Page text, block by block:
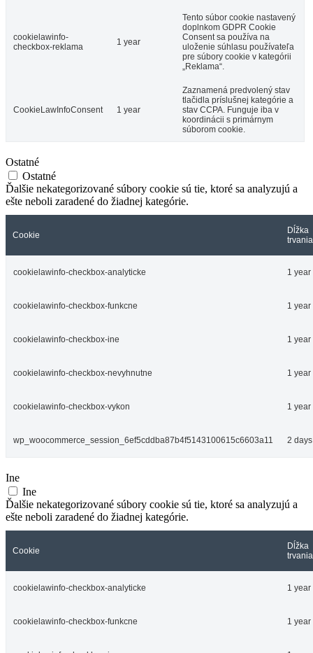
cookielawinfo-
checkbox-reklama
1 year
Tento súbor cookie nastavený
doplnkom GDPR Cookie
Consent sa používa na
uloženie súhlasu používateľa
pre súbory cookie v kategórii
„Reklama“.
CookieLawInfoConsent 1 year
Zaznamená predvolený stav
tlačidla príslušnej kategórie a
stav CCPA. Funguje iba v
koordinácii s primárnym
súborom cookie.
Ostatné
Ostatné
Ďalšie nekategorizované súbory cookie sú tie, ktoré sa analyzujú a
ešte neboli zaradené do žiadnej kategórie.
Cookie
Dĺžka
trvania
cookielawinfo-checkbox-analyticke 1 year
cookielawinfo-checkbox-funkcne 1 year
cookielawinfo-checkbox-ine 1 year
cookielawinfo-checkbox-nevyhnutne 1 year
cookielawinfo-checkbox-vykon 1 year
wp_woocommerce_session_6ef5cddba87b4f5143100615c6603a11 2 days
Ine
Ine
Ďalšie nekategorizované súbory cookie sú tie, ktoré sa analyzujú a
ešte neboli zaradené do žiadnej kategórie.
Cookie
Dĺžka
trvania
cookielawinfo-checkbox-analyticke 1 year
cookielawinfo-checkbox-funkcne 1 year